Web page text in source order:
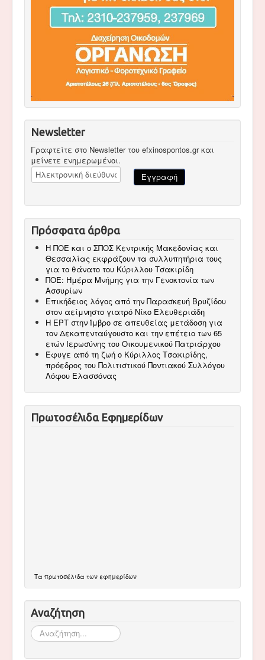
Newsletter
Γραφτείτε στο Newsletter του efxinospontos.gr και
μείνετε ενημερωμένοι.
Πρόσφατα άρθρα
Η ΠΟΕ και ο ΣΠΟΣ Κεντρικής Μακεδονίας και
Θεσσαλίας εκφράζουν τα συλλυπητήρια τους
για το θάνατο του Κύριλλου Τσακιρίδη
ΠΟΕ: Ημέρα Μνήμης για την Γενοκτονία των
Ασσυρίων
Επικήδειος λόγος από την Παρασκευή Βρυζίδου
στον αείμνηστο γιατρό Νίκο Ελευθεριάδη
Η ΕΡΤ στην Ίμβρο σε απευθείας μετάδοση για
τον Δεκαπενταύγουστο και την επέτειο των 65
ετών Ιερωσύνης του Οικουμενικού Πατριάρχου
Έφυγε από τη ζωή ο Κύριλλος Τσακιρίδης,
πρόεδρος του Πολιτιστικού Ποντιακού Συλλόγου
Λόφου Ελασσόνας
Πρωτοσέλιδα Εφημερίδων
Τα πρωτοσέλιδα των εφημερίδων
Αναζήτηση
Αναζήτηση...